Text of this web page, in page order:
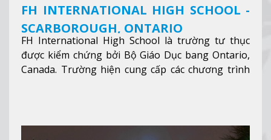
FH INTERNATIONAL HIGH SCHOOL -
SCARBOROUGH, ONTARIO
FH International High School là trường tư thục
được kiểm chứng bởi Bộ Giáo Dục bang Ontario,
Canada. Trường hiện cung cấp các chương trình
nhanh chóng môi trường học tại Canada.Xem